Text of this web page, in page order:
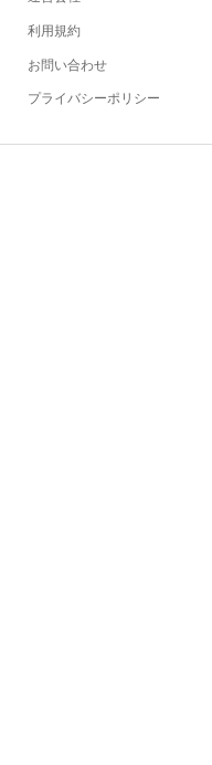
利用規約
お問い合わせ
プライバシーポリシー